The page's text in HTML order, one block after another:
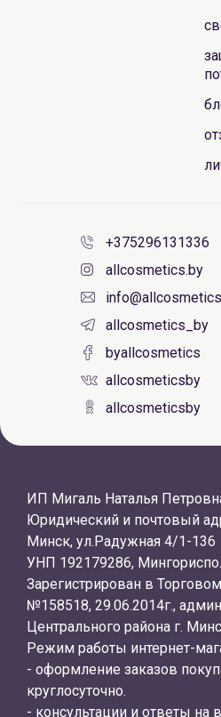
+375296131336
allcosmetics.by
allcosmetics_by
byallcosmetics
allcosmeticsby
allcosmeticsby
ИП Мигаль Наталья
Юридический и почтовый
Минск, ул.Радужная 4/1-136
УНП 192179286,
Зарегистрирован в
№158518, 29.06.2014г.,
Центрального района г.
Режим работы интернет-
- оформление заказов
круглосуточно.
- консультации и ответы на